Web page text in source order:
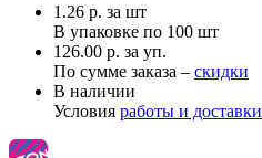
1.26 р. за шт
В упаковке по 100 шт
126.00 р. за уп.
По сумме заказа – скидки
В наличии
Условия работы и доставки